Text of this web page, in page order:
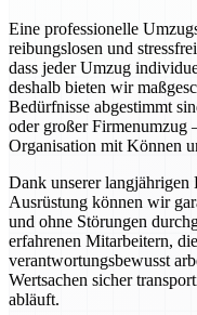
Eine professionelle
reibungslosen und
dass jeder Umzug
deshalb bieten wir
Bedürfnisse abgestimmt
oder großer Firmenumzug
Organisation mit Können
Dank unserer langjährigen
Ausrüstung können wir
und ohne Störungen
erfahrenen Mitarbeitern,
verantwortungsbewusst
Wertsachen sicher
abläuft.